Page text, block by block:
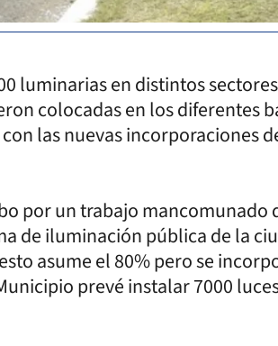
luminarias en distintos
colocadas en los diferentes
las nuevas incorporaciones
por un trabajo mancomunado
de iluminación pública de la
asume el 80% pero se
prevé instalar 7000